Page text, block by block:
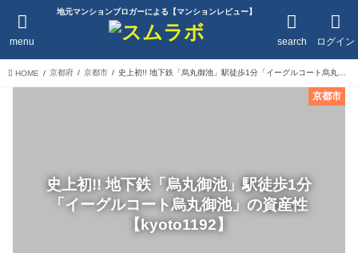
地元マンションブロガーによる【マンションレビュー】
ログイン
search
menu
HOME 京都府 京都市 史上初!! 地下鉄「烏丸御池」駅徒歩1分「イーグルコート烏丸御
史上初!! 地下鉄「烏丸御池」駅徒歩1分
「イーグルコート烏丸御池」の資産性
【kyoto1192】
京都市